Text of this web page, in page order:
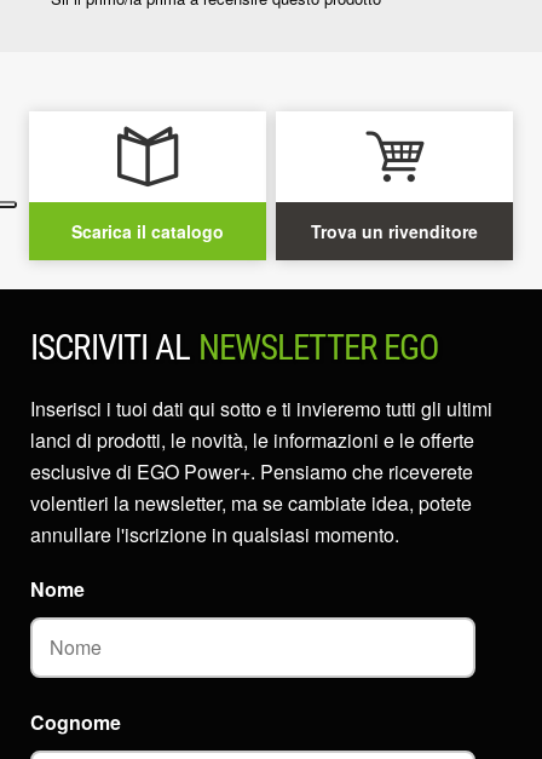
Scarica il catalogo Trova un rivenditore
ISCRIVITI AL NEWSLETTER EGO
Inserisci i tuoi dati qui sotto e ti invieremo tutti gli ultimi
lanci di prodotti, le novità, le informazioni e le offerte
esclusive di EGO Power+. Pensiamo che riceverete
volentieri la newsletter, ma se cambiate idea, potete
annullare l'iscrizione in qualsiasi momento.
Nome
Cognome